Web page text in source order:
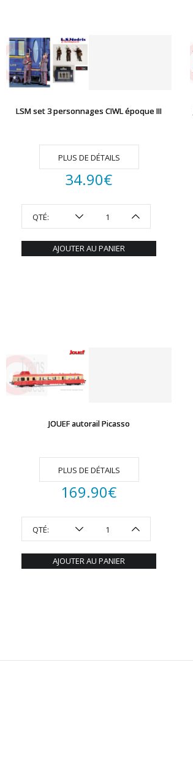
LSM set 3 personnages CIWL époque III
PLUS DE DÉTAILS
34.90€
QTÉ:
AJOUTER AU PANIER
JOUEF autorail Picasso
PLUS DE DÉTAILS
169.90€
QTÉ:
AJOUTER AU PANIER